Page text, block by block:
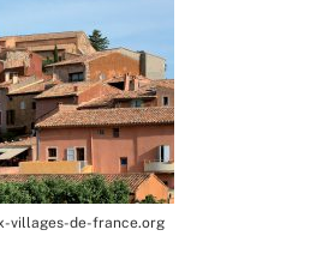
villages-de-france.org